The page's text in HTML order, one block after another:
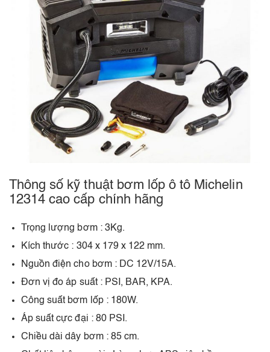
Thông số kỹ thuật bơm lốp ô tô Michelin
12314 cao cấp chính hãng
Trọng lượng bơm : 3Kg.
Kích thước : 304 x 179 x 122 mm.
Nguồn điện cho bơm : DC 12V/15A.
Đơn vị đo áp suất : PSI, BAR, KPA.
Công suất bơm lốp : 180W.
Áp suất cực đại : 80 PSI.
Chiều dài dây bơm : 85 cm.